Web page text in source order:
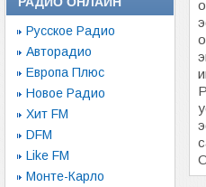
Русское Радио
Авторадио
Европа Плюс
Новое Радио
Хит FM
DFM
Like FM
Монте-Карло